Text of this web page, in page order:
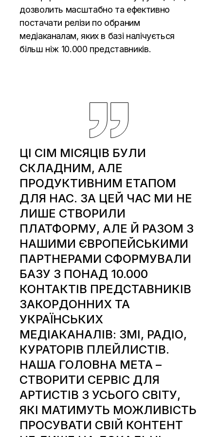
дозволить масштабно та ефективно
постачати релізи по обраним
медіаканалам, яких в базі налічується
більш ніж 10.000 представників.
ЦІ СІМ МІСЯЦІВ БУЛИ
СКЛАДНИМ, АЛЕ
ПРОДУКТИВНИМ ЕТАПОМ
ДЛЯ НАС. ЗА ЦЕЙ ЧАС МИ НЕ
ЛИШЕ СТВОРИЛИ
ПЛАТФОРМУ, АЛЕ Й РАЗОМ З
НАШИМИ ЄВРОПЕЙСЬКИМИ
ПАРТНЕРАМИ СФОРМУВАЛИ
БАЗУ З ПОНАД 10.000
КОНТАКТІВ ПРЕДСТАВНИКІВ
ЗАКОРДОННИХ ТА
УКРАЇНСЬКИХ
МЕДІАКАНАЛІВ: ЗМІ, РАДІО,
КУРАТОРІВ ПЛЕЙЛИСТІВ.
НАША ГОЛОВНА МЕТА –
СТВОРИТИ СЕРВІС ДЛЯ
АРТИСТІВ З УСЬОГО СВІТУ,
ЯКІ МАТИМУТЬ МОЖЛИВІСТЬ
ПРОСУВАТИ СВІЙ КОНТЕНТ